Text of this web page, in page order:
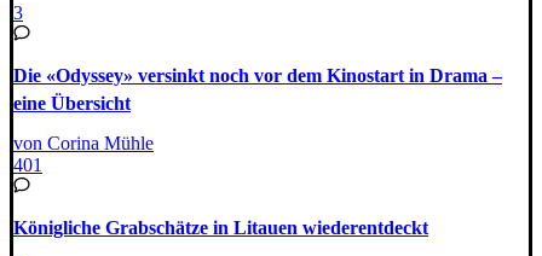
3
Die «Odyssey» versinkt noch vor dem Kinostart in Drama –
eine Übersicht
von Corina Mühle
401
Königliche Grabschätze in Litauen wiederentdeckt